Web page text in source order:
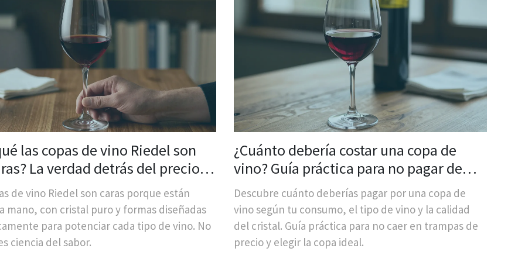
las copas de vino Riedel son
La verdad detrás del precio
originales
de vino Riedel son caras porque están
mano, con cristal puro y formas diseñadas
para potenciar cada tipo de vino. No
ciencia del sabor.
¿Cuánto debería costar una copa de
vino? Guía práctica para no pagar de
más
Descubre cuánto deberías pagar por una copa de
vino según tu consumo, el tipo de vino y la calidad
del cristal. Guía práctica para no caer en trampas de
precio y elegir la copa ideal.